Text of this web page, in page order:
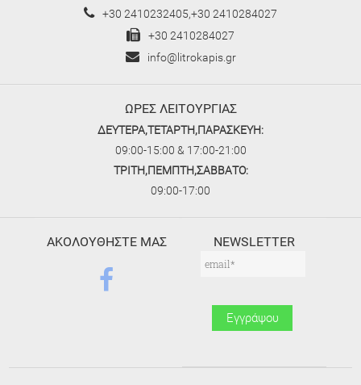
+30 2410232405,+30 2410284027
+30 2410284027
info@litrokapis.gr
ΩΡΕΣ ΛΕΙΤΟΥΡΓΙΑΣ
ΔΕΥΤΕΡΑ,ΤΕΤΑΡΤΗ,ΠΑΡΑΣΚΕΥΗ:
09:00-15:00 & 17:00-21:00
ΤΡΙΤΗ,ΠΕΜΠΤΗ,ΣΑΒΒΑΤΟ:
09:00-17:00
ΑΚΟΛΟΥΘΗΣΤΕ ΜΑΣ NEWSLETTER